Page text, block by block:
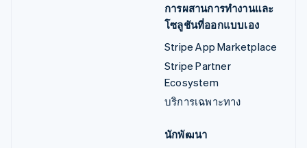
การผสานการทำงานและ
โซลูชันที่ออกแบบเอง
Stripe App Marketplace
Stripe Partner
Ecosystem
บริการเฉพาะทาง
นักพัฒนา